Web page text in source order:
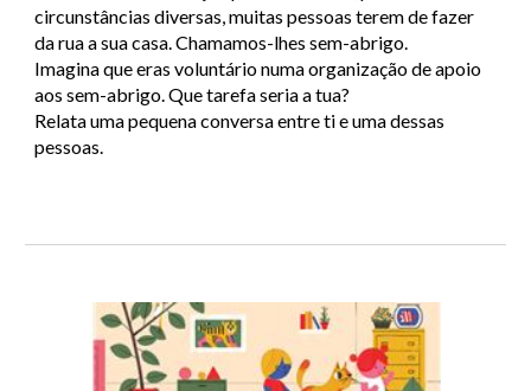
circunstâncias diversas, muitas pessoas terem de fazer
da rua a sua casa. Chamamos-lhes sem-abrigo.
Imagina que eras voluntário numa organização de apoio
aos sem-abrigo. Que tarefa seria a tua?
Relata uma pequena conversa entre ti e uma dessas
pessoas.